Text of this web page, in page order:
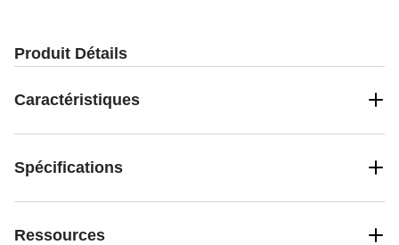
Produit Détails
Caractéristiques
Spécifications
Ressources